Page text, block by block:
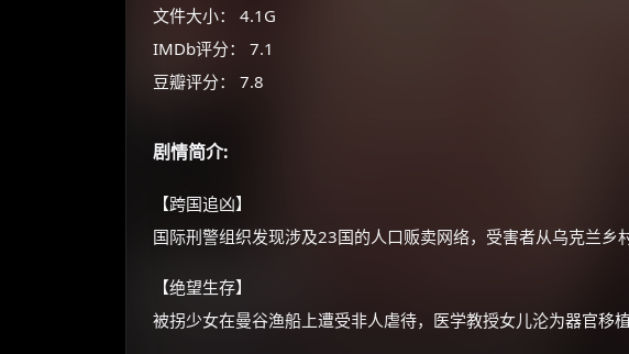
文件大小： 4.1G
IMDb评分： 7.1
豆瓣评分： 7.8
剧情简介:
【跨国追凶】
国际刑警组织发现涉及23国的人口贩卖网络，受害者从乌克兰乡
【绝望生存】
被拐少女在曼谷渔船上遭受非人虐待，医学教授女儿沦为器官移